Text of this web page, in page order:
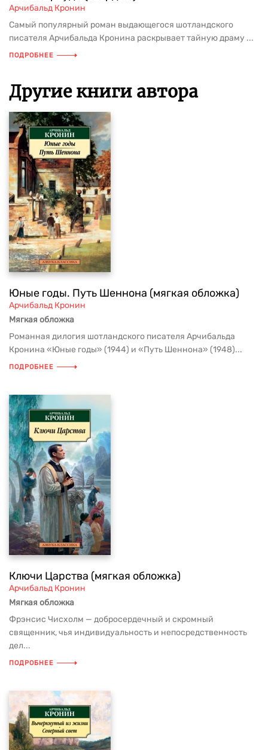
Арчибальд Кронин
Самый популярный роман выдающегося шотландского
писателя Арчибальда Кронина раскрывает тайную драму ...
ПОДРОБНЕЕ
Другие книги автора
Юные годы. Путь Шеннона (мягкая обложка)
Арчибальд Кронин
Мягкая обложка
Романная дилогия шотландского писателя Арчибальда
Кронина «Юные годы» (1944) и «Путь Шеннона» (1948)...
ПОДРОБНЕЕ
Ключи Царства (мягкая обложка)
Арчибальд Кронин
Мягкая обложка
Фрэнсис Чисхолм — добросердечный и скромный
священник, чья индивидуальность и непосредственность
дел...
ПОДРОБНЕЕ